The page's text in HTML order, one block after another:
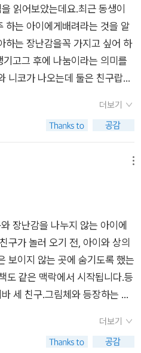
람쥐 인형을 갖고 놀게 하고 싶지
만 갖고 놀 거야!” 살리의 말에
어 두자고 합니다. 니코가 돌아가
차도 주차 빌딩도 물고기랑 낚싯
다. 내 거니까! 살리는 침대도 강
는 레고 성도 모두 옷장에 넣습니
파도 화분도 욕조도 세면대도 양
모든 것을 숨기느라 바빴습니다.
게 하죠? 살리는 결국 엄마도 옷
때까지 엄마는 침대에서 쉬면
것이 절정에 달하고, 살리는 다
각에 불안해하며 니코를 옷장 속
나서야 살리는 옷장 속 물건들
도 모른다는 의심을 하게 되지
하는 게 서툰 살리. 공유에 대한
아하는 모든 것을 숨기는 것이
을 공유하고 함께 노는 법을 배
읽어보았는데요.최근 동생이
하는 아이에게배려라는 것을 알
하는 장난감을꼭 가지고 싶어 하
고그 후에 나눔이라는 의미를
니코가 나오는데 둘은 친구랍니
요.그러면서 옷장 속에는 점점더
엄마도 옷장에 숨기게 되는데
알게 돼요.아이가 좋아하는 것을
수 있는재미있는 그림책이랍니
더보기
장난감을 나누지 않는 아이에
구가 놀러 오기 전, 아이와 상의
보이지 않는 곳에 숨기도록 했는
도 같은 맥락에서 시작됩니다.등
세 친구.그림체와 등장하는 이
음 읽어보는데, 그림책으로 떠나
가 놀러 오는 날, 다람쥐만은 빌
더보기